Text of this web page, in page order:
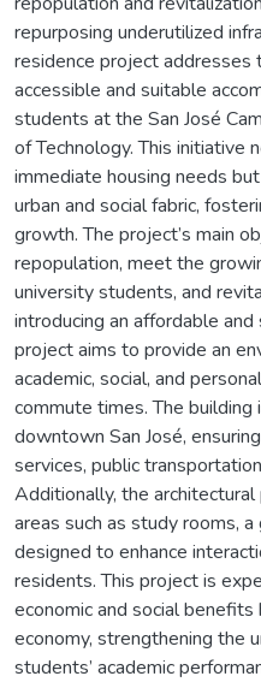
repurposing underutilized
residence project addresses
accessible and suitable
students at the San José
of Technology. This initiative
immediate housing needs
urban and social fabric,
growth. The project’s main
repopulation, meet the
university students, and
introducing an affordable
project aims to provide an
academic, social, and
commute times. The
downtown San José,
services, public
Additionally, the
areas such as study rooms,
designed to enhance
residents. This project is
economic and social
economy, strengthening the
students’ academic